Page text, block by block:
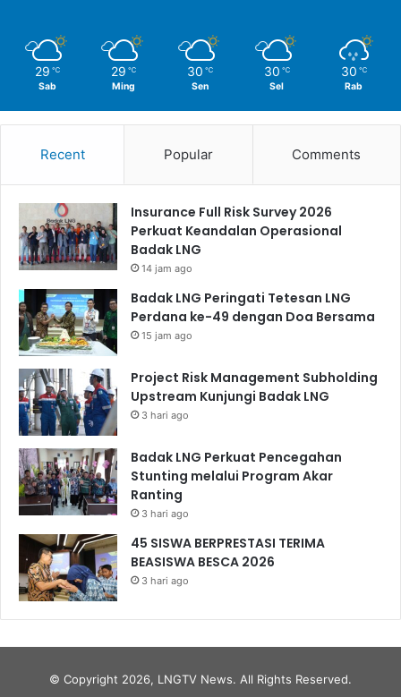
29 ℃
Sab
29 ℃
Ming
30 ℃
Sen
30 ℃
Sel
30 ℃
Rab
Recent Popular Comments
Insurance Full Risk Survey 2026
Perkuat Keandalan Operasional
Badak LNG
14 jam ago
Badak LNG Peringati Tetesan LNG
Perdana ke-49 dengan Doa Bersama
15 jam ago
Project Risk Management Subholding
Upstream Kunjungi Badak LNG
3 hari ago
Badak LNG Perkuat Pencegahan
Stunting melalui Program Akar
Ranting
3 hari ago
45 SISWA BERPRESTASI TERIMA
BEASISWA BESCA 2026
3 hari ago
© Copyright 2026, LNGTV News. All Rights Reserved.